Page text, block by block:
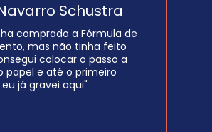
Schustra
comprado a Fórmula de
mas não tinha feito
colocar o passo a
papel e até o primeiro
já gravei aqui"